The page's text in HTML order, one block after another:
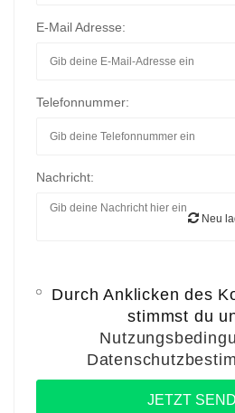
E-Mail Adresse:
Telefonnummer:
Nachricht:
Neu
Durch Anklicken des
stimmst du